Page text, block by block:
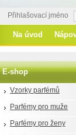
Přihlašovací jméno
Na úvod
E-shop
Vzorky parfémů
Parfémy pro muže
Parfémy pro ženy